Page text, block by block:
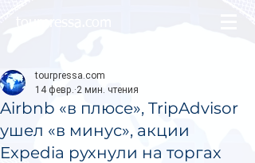
Airbnb «в плюсе», TripAdvisor
ушел «в минус», акции
Expedia рухнули на торгах
tourpressa.com
14 февр. 2 мин. чтения